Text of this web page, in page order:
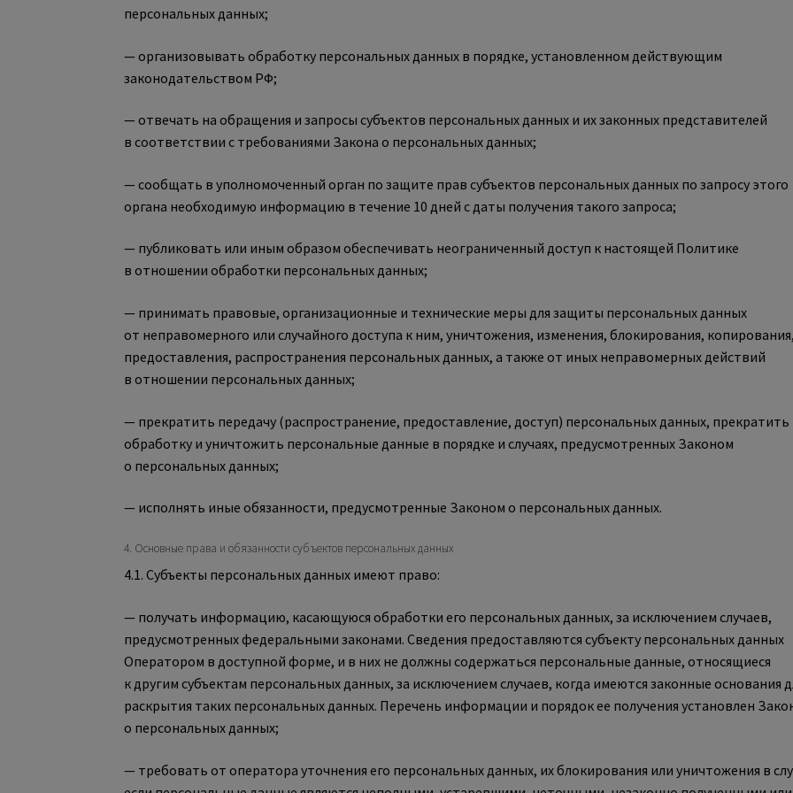
персональных данных;
— организовывать обработку персональных данных в порядке, установленном действующим
законодательством РФ;
— отвечать на обращения и запросы субъектов персональных данных и их законных представителей
в соответствии с требованиями Закона о персональных данных;
— сообщать в уполномоченный орган по защите прав субъектов персональных данных по запросу этого
органа необходимую информацию в течение 10 дней с даты получения такого запроса;
— публиковать или иным образом обеспечивать неограниченный доступ к настоящей Политике
в отношении обработки персональных данных;
— принимать правовые, организационные и технические меры для защиты персональных данных
от неправомерного или случайного доступа к ним, уничтожения, изменения, блокирования,
предоставления, распространения персональных данных, а также от иных неправомерных действий
в отношении персональных данных;
— прекратить передачу (распространение, предоставление, доступ) персональных данных, прекратить
обработку и уничтожить персональные данные в порядке и случаях, предусмотренных Законом
о персональных данных;
— исполнять иные обязанности, предусмотренные Законом о персональных данных.
4. Основные права и обязанности субъектов персональных данных
4.1. Субъекты персональных данных имеют право:
— получать информацию, касающуюся обработки его персональных данных, за исключением случаев,
предусмотренных федеральными законами. Сведения предоставляются субъекту персональных данных
Оператором в доступной форме, и в них не должны содержаться персональные данные, относящиеся
к другим субъектам персональных данных, за исключением случаев, когда имеются законные основания
раскрытия таких персональных данных. Перечень информации и порядок ее получения установлен
о персональных данных;
— требовать от оператора уточнения его персональных данных, их блокирования или уничтожения в